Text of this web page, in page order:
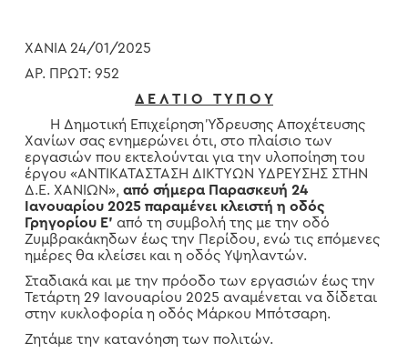
ΧΑΝΙΑ 24/01/2025
ΑΡ. ΠΡΩΤ: 952
Δ Ε Λ Τ Ι Ο Τ Υ Π Ο Υ
Η Δημοτική Επιχείρηση Ύδρευσης Αποχέτευσης
Χανίων σας ενημερώνει ότι, στο πλαίσιο των
εργασιών που εκτελούνται για την υλοποίηση του
έργου «ΑΝΤΙΚΑΤΑΣΤΑΣΗ ΔΙΚΤΥΩΝ ΥΔΡΕΥΣΗΣ ΣΤΗΝ
Δ.Ε. ΧΑΝΙΩΝ», από σήμερα Παρασκευή 24
Ιανουαρίου 2025 παραμένει κλειστή η οδός
Γρηγορίου Ε’ από τη συμβολή της με την οδό
Ζυμβρακάκηδων έως την Περίδου, ενώ τις επόμενες
ημέρες θα κλείσει και η οδός Υψηλαντών.
Σταδιακά και με την πρόοδο των εργασιών έως την
Τετάρτη 29 Ιανουαρίου 2025 αναμένεται να δίδεται
στην κυκλοφορία η οδός Μάρκου Μπότσαρη.
Ζητάμε την κατανόηση των πολιτών.